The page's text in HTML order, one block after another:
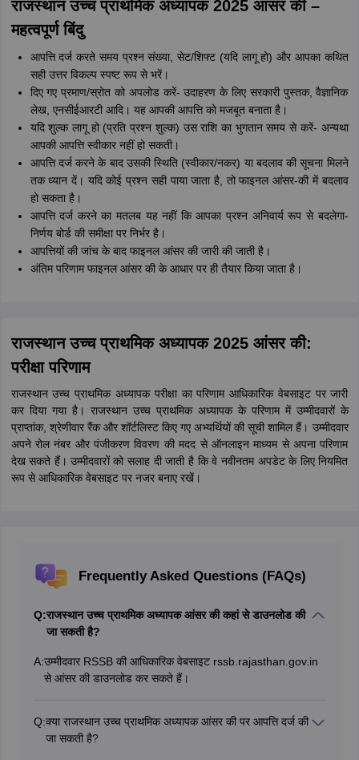
राजस्थान उच्च प्राथमिक अध्यापक 2025 आंसर की –
महत्वपूर्ण बिंदु
आपत्ति दर्ज करते समय प्रश्न संख्या, सेट/शिफ्ट (यदि लागू हो) और आपका कथित
सही उत्तर विकल्प स्पष्ट रूप से भरें।
दिए गए प्रमाण/स्रोत को अपलोड करें- उदाहरण के लिए सरकारी पुस्तक, वैज्ञानिक
लेख, एनसीईआरटी आदि। यह आपकी आपत्ति को मजबूत बनाता है।
यदि शुल्क लागू हो (प्रति प्रश्न शुल्क) उस राशि का भुगतान समय से करें- अन्यथा
आपकी आपत्ति स्वीकार नहीं हो सकती।
आपत्ति दर्ज करने के बाद उसकी स्थिति (स्वीकार/न­कर) या बदलाव की सूचना मिलने
तक ध्यान दें। यदि कोई प्रश्न सही पाया जाता है, तो फाइनल आंसर-की में बदलाव
हो सकता है।
आपत्ति दर्ज करने का मतलब यह नहीं कि आपका प्रश्न अनिवार्य रूप से बदलेगा-
निर्णय बोर्ड की समीक्षा पर निर्भर है।
आपत्तियों की जांच के बाद फाइनल आंसर की जारी की जाती है।
अंतिम परिणाम फाइनल आंसर की के आधार पर ही तैयार किया जाता है।
राजस्थान उच्च प्राथमिक अध्यापक 2025 आंसर की:
परीक्षा परिणाम
राजस्थान उच्च प्राथमिक अध्यापक परीक्षा का परिणाम आधिकारिक वेबसाइट पर जारी
कर दिया गया है। राजस्थान उच्च प्राथमिक अध्यापक के परिणाम में उम्मीदवारों के
प्राप्तांक, श्रेणीवार रैंक और शॉर्टलिस्ट किए गए अभ्यर्थियों की सूची शामिल हैं। उम्मीदवार
अपने रोल नंबर और पंजीकरण विवरण की मदद से ऑनलाइन माध्यम से अपना परिणाम
देख सकते हैं। उम्मीदवारों को सलाह दी जाती है कि वे नवीनतम अपडेट के लिए नियमित
रूप से आधिकारिक वेबसाइट पर नजर बनाए रखें।
Frequently Asked Questions (FAQs)
Q:राजस्थान उच्च प्राथमिक अध्यापक आंसर की कहां से डाउनलोड की
जा सकती है?
A:उम्मीदवार RSSB की आधिकारिक वेबसाइट rssb.rajasthan.gov.in
से आंसर की डाउनलोड कर सकते हैं।
Q:क्या राजस्थान उच्च प्राथमिक अध्यापक आंसर की पर आपत्ति दर्ज की
जा सकती है?